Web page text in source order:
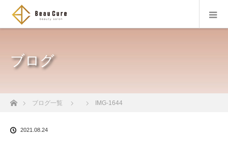
ブログ
ホームブログ一覧 IMG-1644
2021.08.24